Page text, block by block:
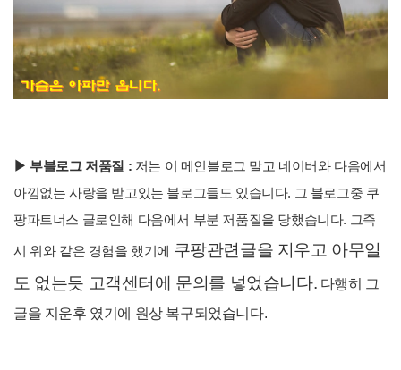
▶ 부블로그 저품질 : 저는 이 메인블로그 말고 네이버와 다음에서
아낌없는 사랑을 받고있는 블로그들도 있습니다. 그 블로그중 쿠
팡파트너스 글로인해 다음에서 부분 저품질을 당했습니다. 그즉
시 위와 같은 경험을 했기에 쿠팡관련글을 지우고 아무일
도 없는듯 고객센터에 문의를 넣었습니다. 다행히 그
글을 지운후 였기에 원상 복구되었습니다.